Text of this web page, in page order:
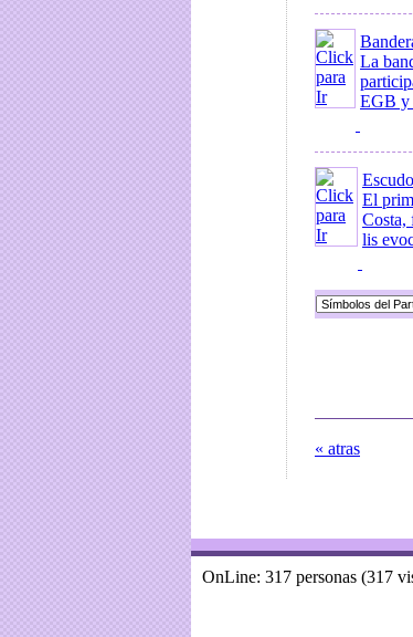
La
EGB y
El
Costa,
lis
« atras
OnLine: 317 personas (317